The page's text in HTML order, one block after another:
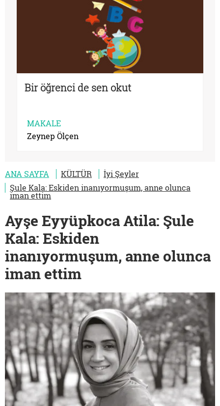
Bir öğrenci de sen okut
MAKALE
Zeynep Ölçen
ANA SAYFA KÜLTÜR
İyi Şeyler
Şule Kala: Eskiden inanıyormuşum, anne olunca
iman ettim
Ayşe Eyyüpkoca Atila: Şule
Kala: Eskiden
inanıyormuşum, anne olunca
iman ettim